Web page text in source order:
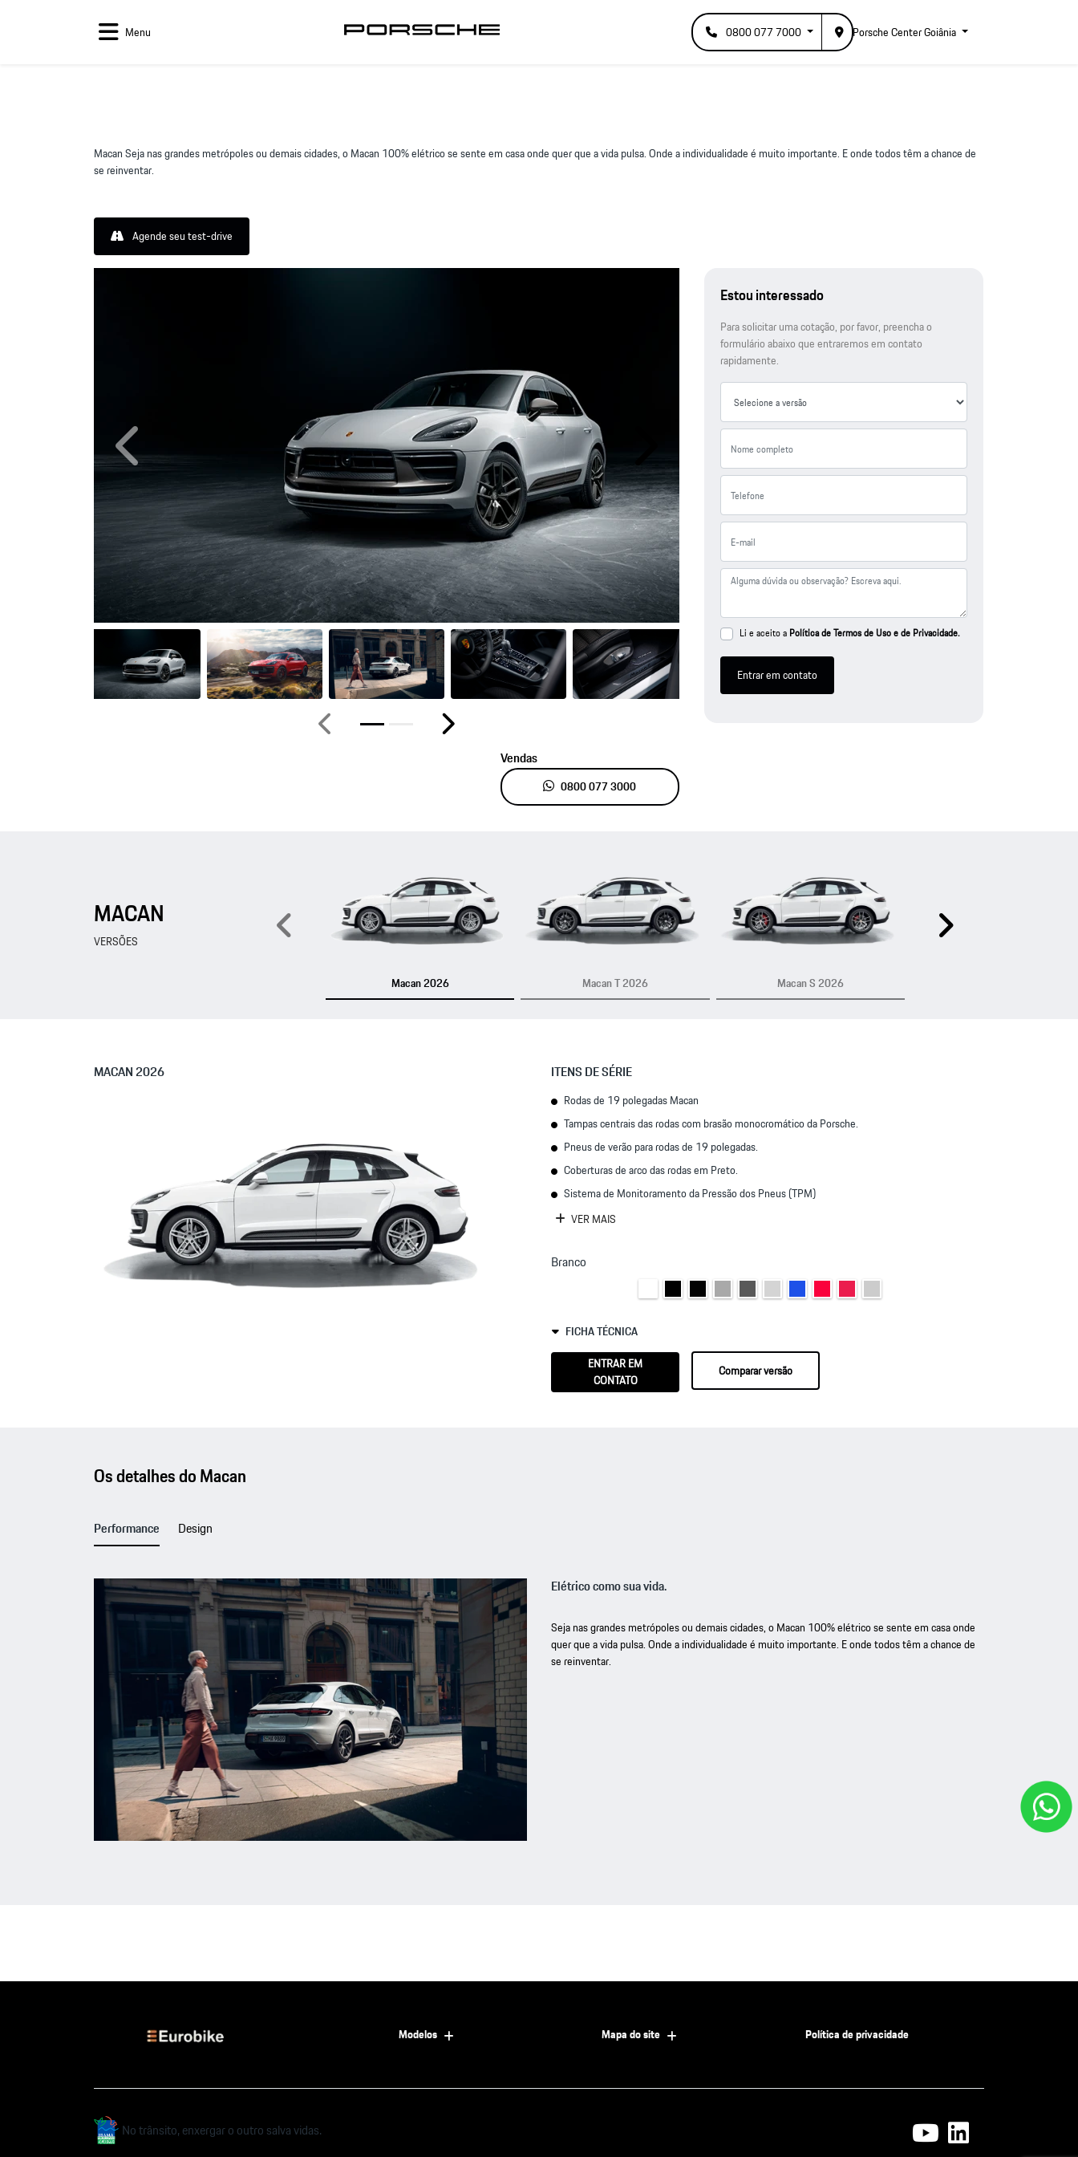
Menu 0800 077 7000 Porsche Center Goiânia
Macan Seja nas grandes metrópoles ou demais cidades, o Macan 100% elétrico se sente em casa onde quer que a vida pulsa. Onde a individualidade é muito importante. E onde todos têm a chance de
se reinventar.
Agende seu test-drive
Estou interessado
Para solicitar uma cotação, por favor, preencha o
formulário abaixo que entraremos em contato
rapidamente.
Li e aceito a Política de Termos de Uso e de Privacidade.
Entrar em contato
Anterior
Anterior
Próximo
Vendas
0800 077 3000
MACAN
VERSÕES
Macan 2026 Macan T 2026 Macan S 2026
Anterior Próximo
MACAN 2026 ITENS DE SÉRIE
Rodas de 19 polegadas Macan
Tampas centrais das rodas com brasão monocromático da Porsche.
Pneus de verão para rodas de 19 polegadas.
Coberturas de arco das rodas em Preto.
Sistema de Monitoramento da Pressão dos Pneus (TPM)
VER MAIS
Branco
FICHA TÉCNICA
ENTRAR EM
CONTATO
Comparar versão
Os detalhes do Macan
Performance Design
Elétrico como sua vida.
Seja nas grandes metrópoles ou demais cidades, o Macan 100% elétrico se sente em casa onde
quer que a vida pulsa. Onde a individualidade é muito importante. E onde todos têm a chance de
se reinventar.
Modelos Mapa do site Política de privacidade
No trânsito, enxergar o outro salva vidas.